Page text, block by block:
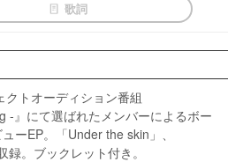
歌詞
トオーディション番組
-』にて選ばれたメンバーによるボー
ーEP。「Under the skin」、
録。ブックレット付き。